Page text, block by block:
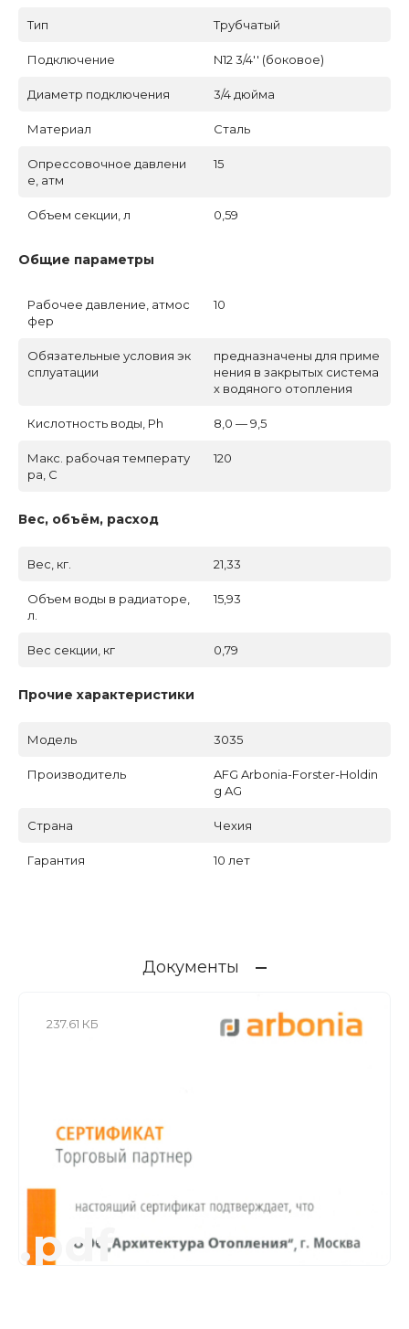
Тип Трубчатый
Подключение N12 3/4'' (боковое)
Диаметр подключения 3/4 дюйма
Материал Сталь
Опрессовочное давлени
е, атм
15
Объем секции, л 0,59
Общие параметры
Рабочее давление, атмос
фер
10
Обязательные условия эк
сплуатации
предназначены для приме
нения в закрытых система
х водяного отопления
Кислотность воды, Ph 8,0 — 9,5
Макс. рабочая температу
ра, C
120
Вес, объём, расход
Вес, кг. 21,33
Объем воды в радиаторе,
л.
15,93
Вес секции, кг 0,79
Прочие характеристики
Модель 3035
Производитель
AFG Arbonia-Forster-Holdin
g AG
Страна Чехия
Гарантия 10 лет
Документы
237.61 КБ
.pdf